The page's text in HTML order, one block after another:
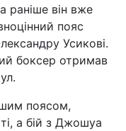
раніше він вже
пояс
Усикові.
боксер отримав
поясом,
а бій з Джошуа